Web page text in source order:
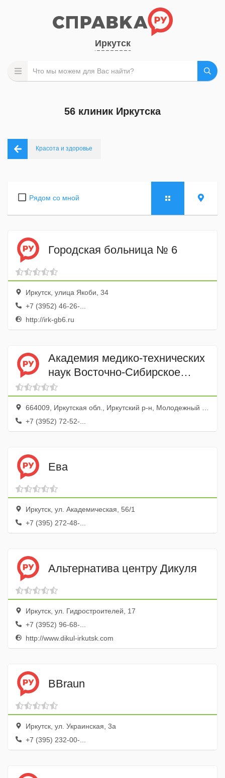
Иркутск
56 клиник Иркутска
Красота и здоровье
Рядом со мной
Городская больница № 6
Иркутск, улица Якоби, 34
+7 (3952) 46-26-...
http://irk-gb6.ru
Академия медико-технических
наук Восточно-Сибирское
отделение
664009, Иркутская обл., Иркутский р-н, Молодежный пос., ул. Ангарская, 2а
+7 (3952) 72-52-...
Ева
Иркутск, ул. Академическая, 56/1
+7 (395) 272-48-...
Альтернатива центру Дикуля
Иркутск, ул. Гидростроителей, 17
+7 (3952) 96-68-...
http://www.dikul-irkutsk.com
BBraun
Иркутск, ул. Украинская, 3а
+7 (395) 232-00-...